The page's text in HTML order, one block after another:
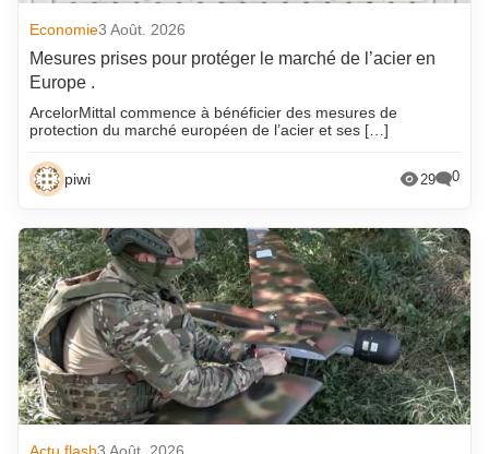
Economie3 Août. 2026
Mesures prises pour protéger le marché de l’acier en
Europe .
ArcelorMittal commence à bénéficier des mesures de
protection du marché européen de l’acier et ses […]
piwi 29 0